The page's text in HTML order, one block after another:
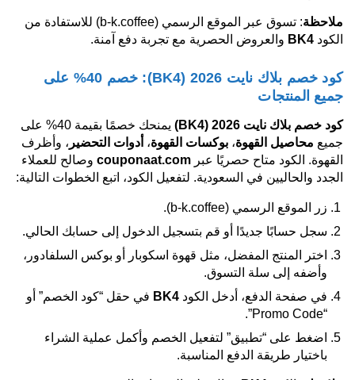
ملاحظة
: تسوق عبر الموقع الرسمي (b-k.coffee) للاستفادة من
الكود BK4 والعروض الحصرية مع تجربة دفع آمنة.
كود خصم بلاك نايت 2026 (BK4): خصم 40% على
جميع المنتجات
كود خصم بلاك نايت 2026 (BK4)
يمنحك خصمًا بقيمة 40% على
جميع محاصيل القهوة، بوكسات القهوة، أدوات التحضير ، وأظرف
القهوة. الكود متاح حصريًا عبر couponaat.com وصالح للعملاء
الجدد والحاليين في السعودية. لتفعيل الكود، اتبع الخطوات التالية:
زر الموقع الرسمي (b-k.coffee).
سجل حسابًا جديدًا أو قم بتسجيل الدخول إلى حسابك الحالي.
اختر المنتج المفضل، مثل قهوة اسكوبار أو بوكس السلفادور،
وأضفه إلى سلة التسوق.
في صفحة الدفع، أدخل الكود BK4 في حقل “كود الخصم” أو
“Promo Code”.
اضغط على “تطبيق” لتفعيل الخصم وأكمل عملية الشراء
باختيار طريقة الدفع المناسبة.